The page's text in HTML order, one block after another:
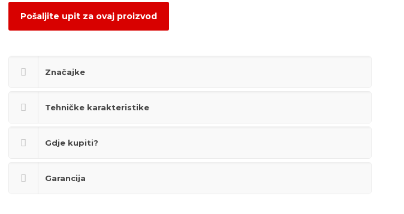
Pošaljite upit za ovaj proizvod
Značajke
Tehničke karakteristike
Gdje kupiti?
Garancija